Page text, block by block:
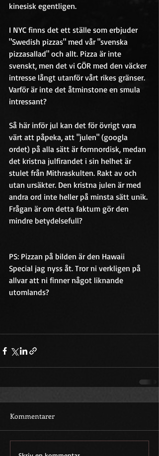
kinesisk egentligen.
I NYC finns det ett ställe som erbjuder
"Swedish pizzas" med vår "svenska
pizzasallad" och allt. Pizza är inte
svenskt, men det vi GÖR med den väcker
intresse långt utanför vårt rikes gränser.
Varför är inte det åtminstone en smula
intressant?
Så här inför jul kan det för övrigt vara
värt att påpeka, att "julen" (googla
ordet) på alla sätt är fornnordisk, medan
det kristna julfirandet i sin helhet är
stulet från Mithraskulten. Rakt av och
utan ursäkter. Den kristna julen är med
andra ord inte heller på minsta sätt unik.
Frågan är om detta faktum gör den
mindre betydelsefull?
PS: Pizzan på bilden är den Hawaii
Special jag nyss åt. Tror ni verkligen på
allvar att ni finner något liknande
utomlands?
Kommentarer